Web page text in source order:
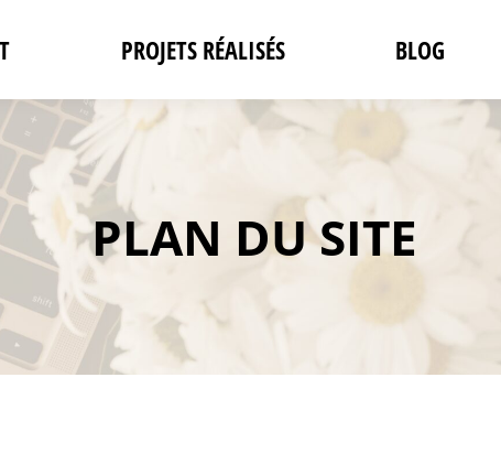
PROJETS RÉALISÉS BLOG
PLAN DU SITE